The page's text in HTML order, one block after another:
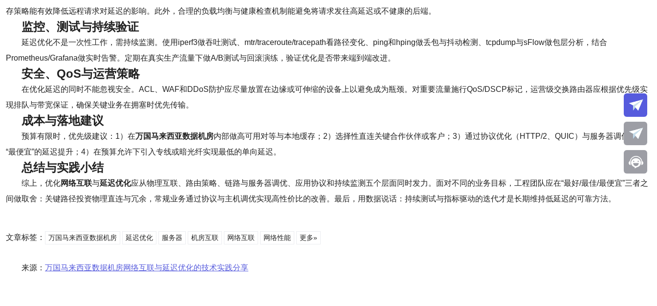
存策略能有效降低远程请求对延迟的影响。此外，合理的负载均衡与健康检查机制能避免将请求发往高延迟或不健康的后端。
监控、测试与持续验证
延迟优化不是一次性工作，需持续监测。使用iperf3做吞吐测试、mtr/traceroute/tracepath看路径变化、ping和hping做丢包与抖动检测、tcpdump与sFlow做包层分析，结合
Prometheus/Grafana做实时告警。定期在真实生产流量下做A/B测试与回滚演练，验证优化是否带来端到端改进。
安全、QoS与运营策略
在优化延迟的同时不能忽视安全。ACL、WAF和DDoS防护应尽量放置在边缘或可伸缩的设备上以避免成为瓶颈。对重要流量施行QoS/DSCP标记，运营级交换路由器应根据优先级实
现排队与带宽保证，确保关键业务在拥塞时优先传输。
成本与落地建议
预算有限时，优先级建议：1）在万国马来西亚数据机房内部做高可用对等与本地缓存；2）选择性直连关键合作伙伴或客户；3）通过协议优化（HTTP/2、QUIC）与服务器调优获取
“最便宜”的延迟提升；4）在预算允许下引入专线或暗光纤实现最低的单向延迟。
总结与实践小结
综上，优化网络互联与延迟优化应从物理互联、路由策略、链路与服务器调优、应用协议和持续监测五个层面同时发力。面对不同的业务目标，工程团队应在“最好/最佳/最便宜”三者之
间做取舍：关键路径投资物理直连与冗余，常规业务通过协议与主机调优实现高性价比的改善。最后，用数据说话：持续测试与指标驱动的迭代才是长期维持低延迟的可靠方法。
文章标签： 万国马来西亚数据机房 延迟优化 服务器 机房互联 网络互联 网络性能 更多»
来源： 万国马来西亚数据机房网络互联与延迟优化的技术实践分享